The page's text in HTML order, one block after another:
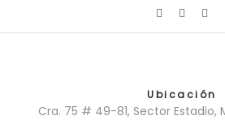
Ubicación
Cra. 75 # 49-81, Sector Estadio,